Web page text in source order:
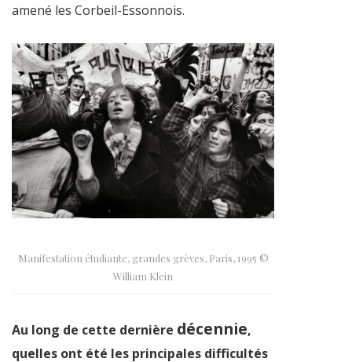
amené les Corbeil-Essonnois.
Manifestation étudiante, grandes grèves, Paris, 1995 ©
William Klein
Au long de cette dernière décennie,
quelles ont été les principales difficultés